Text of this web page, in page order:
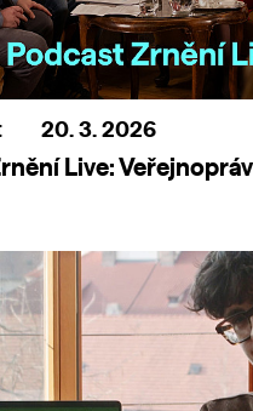
20. 3. 2026
Live: